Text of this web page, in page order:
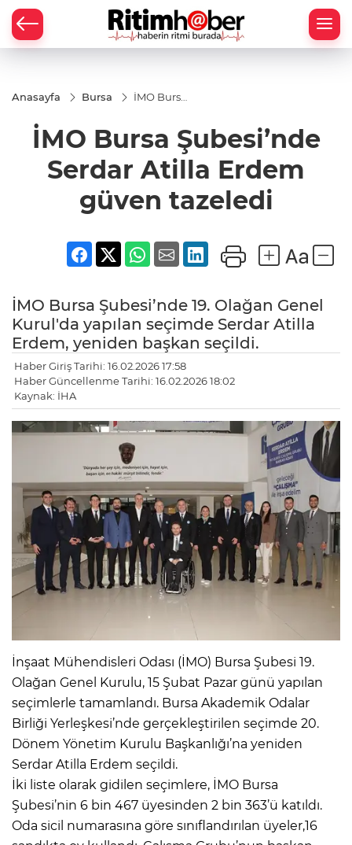
Anasayfa Bursa
İMO Bursa
Atilla
Erdem
güven
tazeledi
İMO Bursa Şubesi’nde
Serdar Atilla Erdem
güven tazeledi
İMO Bursa Şubesi’nde 19. Olağan Genel
Kurul'da yapılan seçimde Serdar Atilla
Erdem, yeniden başkan seçildi.
Haber Giriş Tarihi: 16.02.2026 17:58
Haber Güncellenme Tarihi: 16.02.2026 18:02
Kaynak: İHA
İnşaat Mühendisleri Odası (İMO) Bursa Şubesi 19.
Olağan Genel Kurulu, 15 Şubat Pazar günü yapılan
seçimlerle tamamlandı. Bursa Akademik Odalar
Birliği Yerleşkesi’nde gerçekleştirilen seçimde 20.
Dönem Yönetim Kurulu Başkanlığı’na yeniden
Serdar Atilla Erdem seçildi.
İki liste olarak gidilen seçimlere, İMO Bursa
Şubesi’nin 6 bin 467 üyesinden 2 bin 363’ü katıldı.
Oda sicil numarasına göre sınıflandırılan üyeler,16